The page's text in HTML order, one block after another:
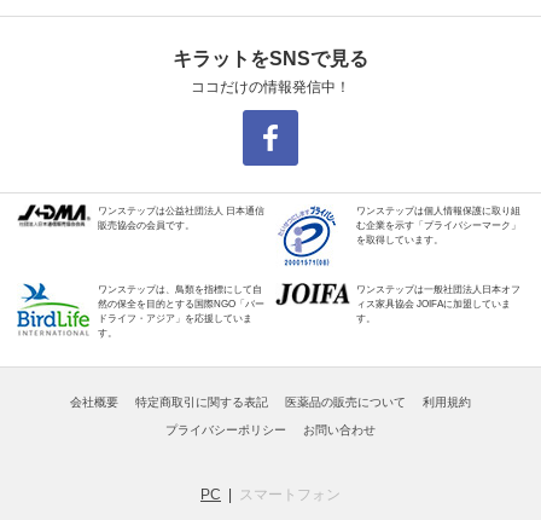
キラットをSNSで見る
ココだけの情報発信中！
ワンステップは公益社団法人 日本通信
販売協会の会員です。
ワンステップは個人情報保護に取り組
む企業を示す「プライバシーマーク」
を取得しています。
ワンステップは、鳥類を指標にして自
然の保全を目的とする国際NGO「バー
ドライフ・アジア」を応援していま
す。
ワンステップは一般社団法人日本オフ
ィス家具協会 JOIFAに加盟していま
す。
会社概要 特定商取引に関する表記 医薬品の販売について 利用規約
プライバシーポリシー お問い合わせ
PC スマートフォン